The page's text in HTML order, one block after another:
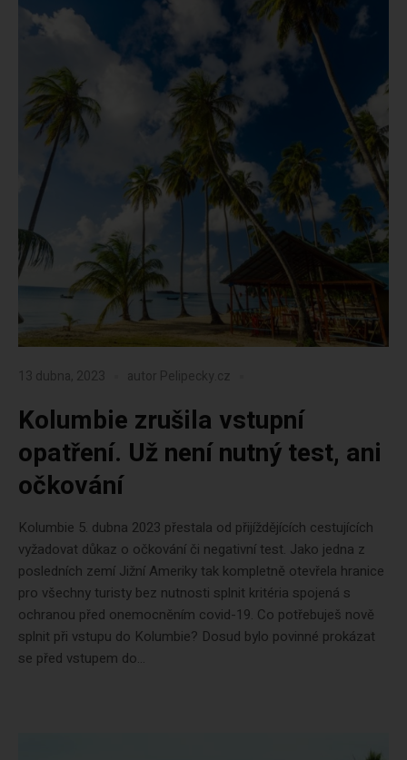
13 dubna, 2023 autor Pelipecky.cz
Kolumbie zrušila vstupní
opatření. Už není nutný test, ani
očkování
Kolumbie 5. dubna 2023 přestala od přijíždějících cestujících
vyžadovat důkaz o očkování či negativní test. Jako jedna z
posledních zemí Jižní Ameriky tak kompletně otevřela hranice
pro všechny turisty bez nutnosti splnit kritéria spojená s
ochranou před onemocněním covid-19. Co potřebuješ nově
splnit při vstupu do Kolumbie? Dosud bylo povinné prokázat
se před vstupem do...